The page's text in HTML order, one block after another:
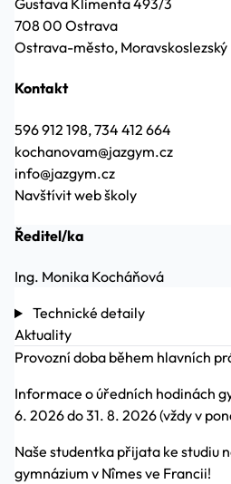
Gustava Klimenta 493/3
708 00 Ostrava
Ostrava-město, Moravskoslezský
Kontakt
596 912 198, 734 412 664
kochanovam@jazgym.cz
info@jazgym.cz
Navštívit web školy
Ředitel/ka
Ing. Monika Kocháňová
Technické detaily
Aktuality
Provozní doba během hlavních
Informace o úředních hodinách
6. 2026 do 31. 8. 2026 (vždy v
Naše studentka přijata ke studiu
gymnázium v Nîmes ve Francii!